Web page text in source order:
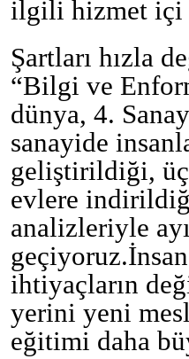
ilgili hizmet içi
Şartları hızla
“Bilgi ve
dünya, 4.
sanayide
geliştirildiği, üç
evlere
analizleriyle
geçiyoruz.
ihtiyaçların
yerini yeni
eğitimi daha